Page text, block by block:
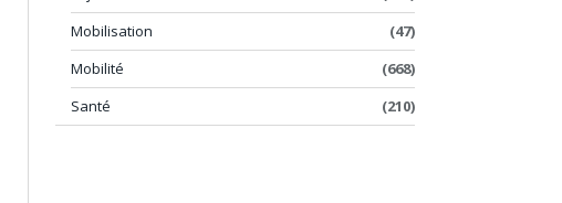
Mobilisation
(47)
Mobilité
(668)
Santé
(210)